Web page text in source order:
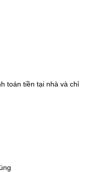
toán tiền tại nhà và chỉ